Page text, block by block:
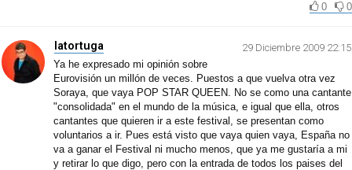
0
0
latortuga
29 Diciembre 2009 22:15
Ya he expresado mi opinión sobre
Eurovisión un millón de veces. Puestos a que vuelva otra vez
Soraya, que vaya POP STAR QUEEN. No se como una cantante
"consolidada" en el mundo de la música, e igual que ella, otros
cantantes que quieren ir a este festival, se presentan como
voluntarios a ir. Pues está visto que vaya quien vaya, España no
va a ganar el Festival ni mucho menos, que ya me gustaría a mi
y retirar lo que digo, pero con la entrada de todos los paises del